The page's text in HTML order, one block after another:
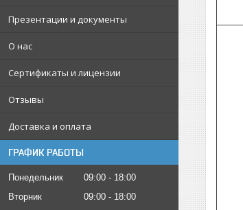
Презентации и документы
О нас
Сертификаты и лицензии
Отзывы
Доставка и оплата
ГРАФИК РАБОТЫ
Понедельник 09:00
18:00
Вторник
09:00
18:00